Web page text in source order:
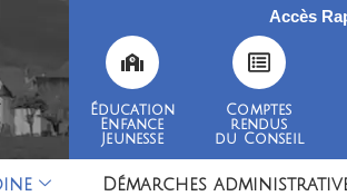
Accès
Éducation
Enfance
Jeunesse
Comptes
rendus
du Conseil
Démarches